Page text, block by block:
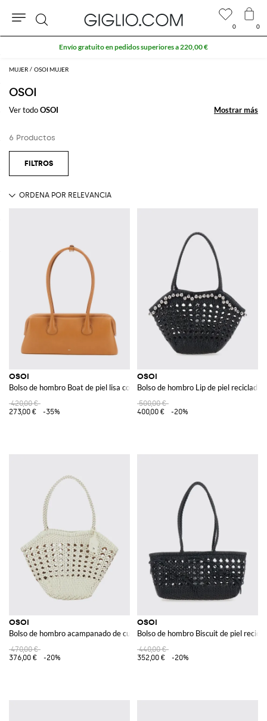
MUJER OSOI MUJER
OSOI
Ver todoOSOI Mostrar más
Mostrar más
6 Productos
OSOI
Bolso de hombro Boat de piel lisa con doble asa y logo lettering
420,00 €
273,00 €
-35%
OSOI
Bolso de hombro Lip de piel reciclada
500,00 €
400,00 €
-20%
OSOI
Bolso de hombro acampanado de cuero reciclado trenzado con charm del
470,00 €
376,00 €
-20%
OSOI
Bolso de hombro Biscuit de piel
440,00 €
352,00 €
-20%
0 0
Buscar
Envío gratuito en pedidos superiores a 220,00 €